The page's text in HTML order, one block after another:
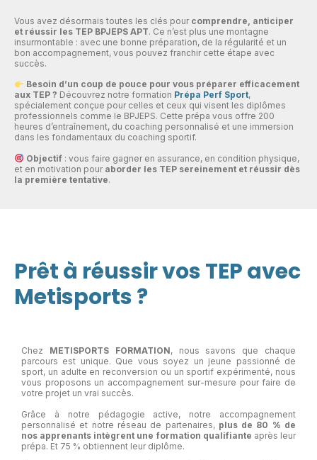
Vous avez désormais toutes les clés pour comprendre, anticiper
et réussir les TEP BPJEPS APT. Ce n’est plus une montagne
insurmontable : avec une bonne préparation, de la régularité et un
bon accompagnement, vous pouvez franchir cette étape avec
succès.
Besoin d’un coup de pouce pour vous préparer efficacement
aux TEP ? Découvrez notre formation Prépa Perf Sport,
spécialement conçue pour celles et ceux qui visent les diplômes
professionnels comme le BPJEPS. Cette prépa vous offre 200
heures d’entraînement, du coaching personnalisé et une immersion
dans les fondamentaux du coaching sportif.
Objectif: vous faire gagner en assurance, en condition physique,
et en motivation pour aborder les TEP sereinement et réussir dès
la première tentative.
Prêt à réussir vos TEP avec
Metisports ?
Chez METISPORTS FORMATION, nous savons que chaque
parcours est unique. Que vous soyez un jeune passionné de
sport, un adulte en reconversion ou un sportif expérimenté, nous
vous proposons un accompagnement sur-mesure pour faire de
votre projet un vrai succès.
Grâce à notre pédagogie active, notre accompagnement
personnalisé et notre réseau de partenaires, plus de 80 % de
nos apprenants intègrent une formation qualifiante après leur
prépa. Et 75 % obtiennent leur diplôme.